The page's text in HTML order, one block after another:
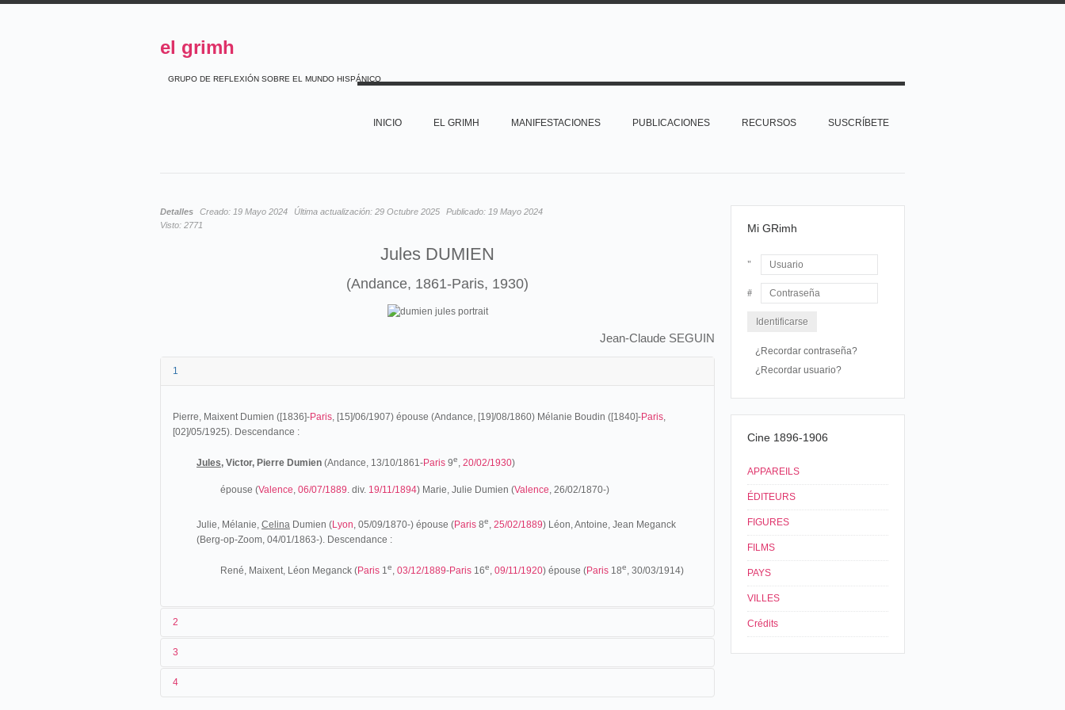
el grimh
GRUPO DE REFLEXIÓN SOBRE EL MUNDO HISPÁNICO
INICIO EL GRIMH MANIFESTACIONES PUBLICACIONES RECURSOS SUSCRÍBETE
Detalles Creado: 19 Mayo 2024 Última actualización: 29 Octubre 2025 Publicado: 19 Mayo 2024
Visto: 2771
Jules DUMIEN
(Andance, 1861-Paris, 1930)
Jean-Claude SEGUIN
1
Pierre, Maixent Dumien ([1836]-Paris, [15]/06/1907) épouse (Andance, [19]/08/1860) Mélanie Boudin ([1840]-Paris,
[02]/05/1925). Descendance :
Jules, Victor, Pierre Dumien (Andance, 13/10/1861-Paris 9e, 20/02/1930)
épouse (Valence, 06/07/1889. div. 19/11/1894) Marie, Julie Dumien (Valence, 26/02/1870-)
Julie, Mélanie, Celina Dumien (Lyon, 05/09/1870-) épouse (Paris 8e, 25/02/1889) Léon, Antoine, Jean Meganck
(Berg-op-Zoom, 04/01/1863-). Descendance :
René, Maixent, Léon Meganck (Paris 1e, 03/12/1889-Paris 16e, 09/11/1920) épouse (Paris 18e, 30/03/1914)
2
hippiques dès le début des années 1880 :
3
4
Mi GRimh
Usuario
¿Recordar contraseña?
¿Recordar usuario?
Cine 1896-1906
APPAREILS
ÉDITEURS
FIGURES
FILMS
PAYS
VILLES
Crédits